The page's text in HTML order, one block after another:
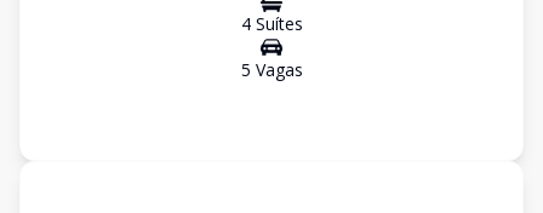
4Suítes
5 Vagas